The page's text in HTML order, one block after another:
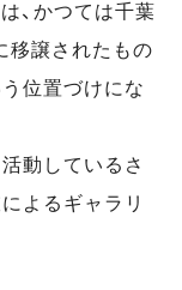
、かつては千葉
移譲されたもの
位置づけにな
動しているさ
よるギャラリ